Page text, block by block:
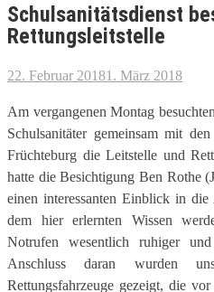
Schulsanitätsdienst
Rettungsleitstelle
22. Februar 20181. März 2018
Am vergangenen Montag
Schulsanitäter gemeinsam mit
Früchteburg die Leitstelle und
hatte die Besichtigung Ben Rothe
einen interessanten Einblick in
dem hier erlernten Wissen
Notrufen wesentlich ruhiger
Anschluss daran wurden
Rettungsfahrzeuge gezeigt, die